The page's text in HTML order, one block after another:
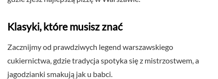
Klasyki, które musisz znać
Zacznijmy od prawdziwych legend warszawskiego
cukiernictwa, gdzie tradycja spotyka się z mistrzostwem, a
jagodzianki smakują jak u babci.